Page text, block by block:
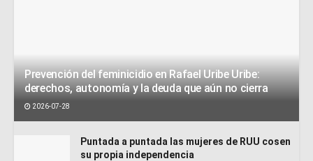
Prevención del feminicidio en Rafael Uribe Uribe:
derechos, autonomía y la deuda que aún no cierra
2026-07-28
Puntada a puntada las mujeres de RUU cosen
su propia independencia